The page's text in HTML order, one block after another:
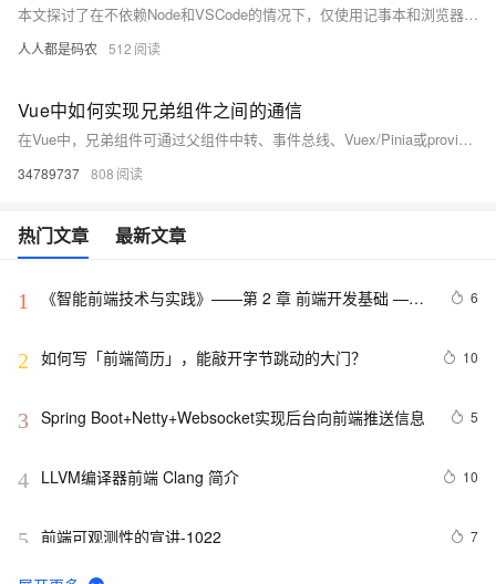
本文探讨了在不依赖Node和VSCode的情况下，仅使用记事本和浏览器开发一个完整的Vue3前端项目的方法。通过CDN引入Vue、Vue Router、Element-UI等库，直接编写HTML文件实现页面功能，展示了前端开发的本质是生成HTML。虽然日常开发离不开现代工具，但掌握这种基础方法有助于快速实现想法或应对特殊环境限制。文章还介绍了如何用Node简单部署HTML文件到服务器，提供了一种高效、轻量的开发思路。
人人都是码农 512
Vue中如何实现兄弟组件之间的通信
在Vue中，兄弟组件可通过父组件中转、事件总线、Vuex/Pinia或provide/inject实现通信。小型项目推荐父组件中转或事件总线，大型项目建议使用Pinia等状态管理工具，确保数据流清晰可控，避免内存泄漏。
34789737 808
热门文章 最新文章
1
《智能前端技术与实践》——第 2 章 前端开发基础 ——
6
2 如何写「前端简历」，能敲开字节跳动的大门？ 10
3 Spring Boot+Netty+Websocket实现后台向前端推送信息 5
4 LLVM编译器前端 Clang 简介 10
5 前端可观测性的宣讲-1022 7